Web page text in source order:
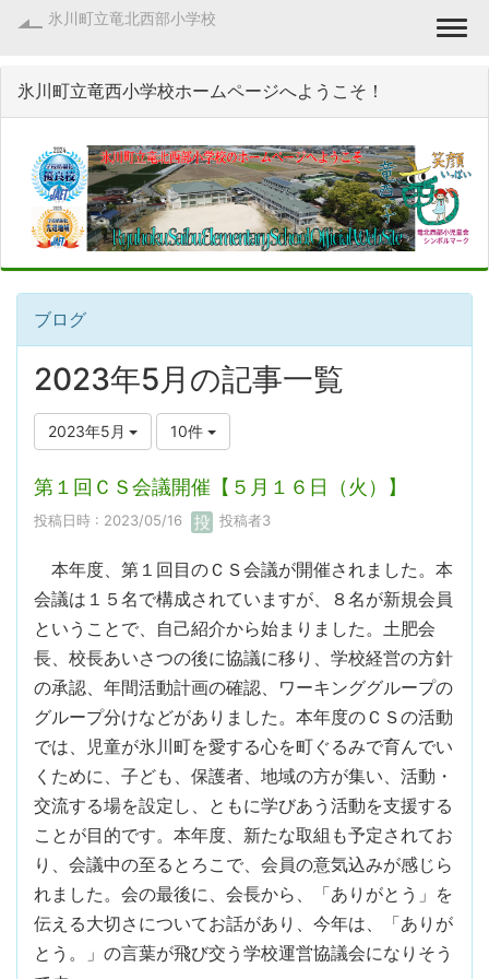
氷川町立竜北西部小学校
氷川町立竜西小学校ホームページへようこそ！
ブログ
2023年5月の記事一覧
2023年5月 10件
第１回ＣＳ会議開催【５月１６日（火）】
投稿日時 : 2023/05/16 投稿者3
本年度、第１回目のＣＳ会議が開催されました。本
会議は１５名で構成されていますが、８名が新規会員
ということで、自己紹介から始まりました。土肥会
長、校長あいさつの後に協議に移り、学校経営の方針
の承認、年間活動計画の確認、ワーキンググループの
グループ分けなどがありました。本年度のＣＳの活動
では、児童が氷川町を愛する心を町ぐるみで育んでい
くために、子ども、保護者、地域の方が集い、活動・
交流する場を設定し、ともに学びあう活動を支援する
ことが目的です。本年度、新たな取組も予定されてお
り、会議中の至るとろこで、会員の意気込みが感じら
れました。会の最後に、会長から、「ありがとう」を
伝える大切さについてお話があり、今年は、「ありが
とう。」の言葉が飛び交う学校運営協議会になりそう